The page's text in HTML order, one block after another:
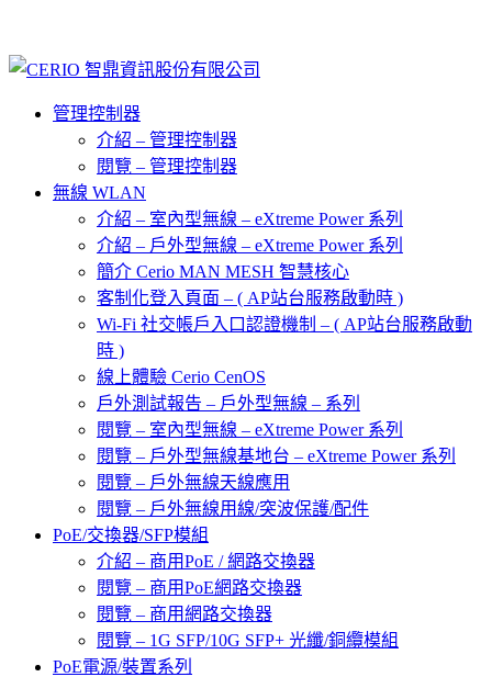
管理控制器
介紹 – 管理控制器
閱覽 – 管理控制器
無線 WLAN
介紹 – 室內型無線 – eXtreme Power 系列
介紹 – 戶外型無線 – eXtreme Power 系列
簡介 Cerio MAN MESH 智慧核心
客制化登入頁面 – ( AP站台服務啟動時 )
Wi-Fi 社交帳戶入口認證機制 – ( AP站台服務啟動
時 )
線上體驗 Cerio CenOS
戶外測試報告 – 戶外型無線 – 系列
閱覽 – 室內型無線 – eXtreme Power 系列
閱覽 – 戶外型無線基地台 – eXtreme Power 系列
閱覽 – 戶外無線天線應用
閱覽 – 戶外無線用線/突波保護/配件
PoE/交換器/SFP模組
介紹 – 商用PoE / 網路交換器
閱覽 – 商用PoE網路交換器
閱覽 – 商用網路交換器
閱覽 – 1G SFP/10G SFP+ 光纖/銅纜模組
PoE電源/裝置系列